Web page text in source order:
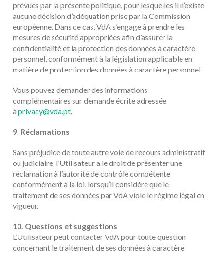
prévues par la présente politique, pour lesquelles il n’existe
aucune décision d’adéquation prise par la Commission
européenne. Dans ce cas, VdA s’engage à prendre les
mesures de sécurité appropriées afin d’assurer la
confidentialité et la protection des données à caractère
personnel, conformément à la législation applicable en
matière de protection des données à caractère personnel.
Vous pouvez demander des informations
complémentaires sur demande écrite adressée
à privacy@vda.pt.
9. Réclamations
Sans préjudice de toute autre voie de recours administratif
ou judiciaire, l’Utilisateur a le droit de présenter une
réclamation à l’autorité de contrôle compétente
conformément à la loi, lorsqu’il considère que le
traitement de ses données par VdA viole le régime légal en
vigueur.
10. Questions et suggestions
L’Utilisateur peut contacter VdA pour toute question
concernant le traitement de ses données à caractère